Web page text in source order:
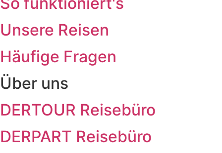
Unsere Reisen
Häufige Fragen
Über uns
DERTOUR Reisebüro
DERPART Reisebüro